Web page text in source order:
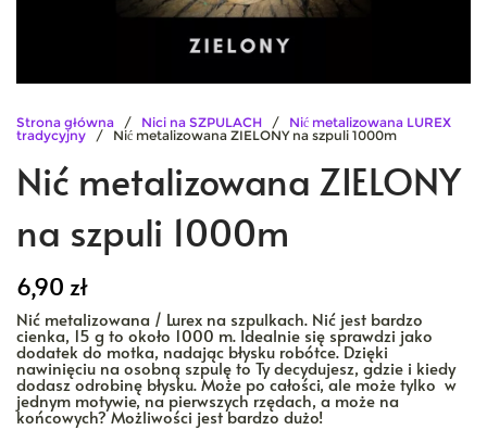
Strona główna / Nici na SZPULACH / Nić metalizowana LUREX
tradycyjny / Nić metalizowana ZIELONY na szpuli 1000m
Nić metalizowana ZIELONY
na szpuli 1000m
6,90 zł
Nić metalizowana / Lurex na szpulkach. Nić jest bardzo
cienka, 15 g to około 1000 m. Idealnie się sprawdzi jako
dodatek do motka, nadając błysku robótce. Dzięki
nawinięciu na osobną szpulę to Ty decydujesz, gdzie i kiedy
dodasz odrobinę błysku. Może po całości, ale może tylko w
jednym motywie, na pierwszych rzędach, a może na
końcowych? Możliwości jest bardzo dużo!